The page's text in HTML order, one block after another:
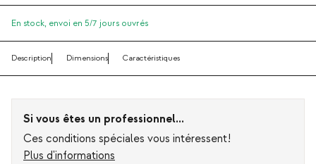
En stock, envoi en 5/7 jours ouvrés
Description Dimensions Caractéristiques
Si vous êtes un professionnel...
Ces conditions spéciales vous intéressent!
Plus d'informations